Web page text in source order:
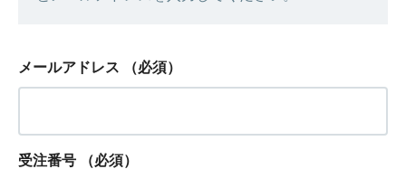
メールアドレス （必須）
受注番号 （必須）